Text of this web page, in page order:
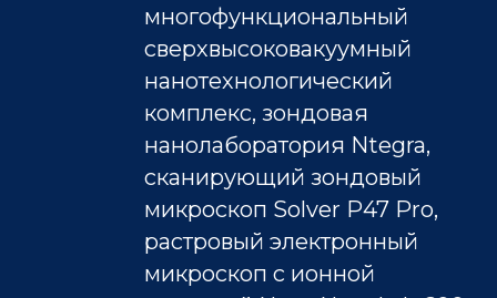
многофункциональный
сверхвысоковакуумный
нанотехнологический
комплекс, зондовая
нанолаборатория Ntegra,
сканирующий зондовый
микроскоп Solver Р47 Pro,
растровый электронный
микроскоп с ионной